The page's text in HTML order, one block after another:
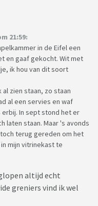
21:59:
in de Eifel een
en gaaf gekocht. Wit met
ik hou van dit soort
zien staan, zo staan
al een servies en waf
In sept stond het er
laten staan. Maar 's avonds
terug gereden om het
mijn vitrinekast te
altijd echt
greniers vind ik wel